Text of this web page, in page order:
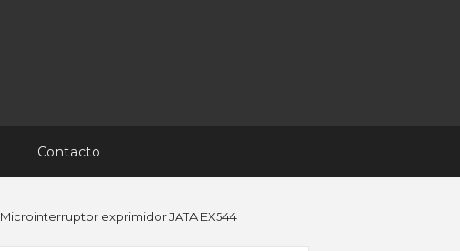
Contacto
Microinterruptor exprimidor JATA EX544